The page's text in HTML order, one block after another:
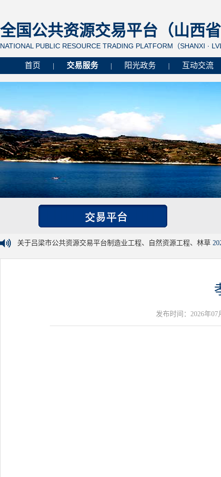
全国公共资源交易平台（山西
NATIONAL PUBLIC RESOURCE TRADING PLATFORM（SHANXI ·
首页 交易服务 阳光政务 互动交流
关于吕梁市公共资源交易平台制造业工程、自然资源工程、林草
发布时间：2026年07